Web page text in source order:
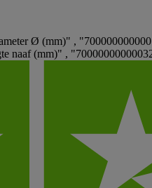
Ø (mm)" ,
naaf (mm)" ,